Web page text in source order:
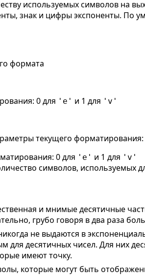
используемых символов на
знак и цифры экспоненты. По
формата
0 для 'e' и 1 для 'v'
текущего форматирования:
0 для 'e' и 1 для 'v'
символов, используемых
и мнимые десятичные
грубо говоря в два раза
не выдаются в
для десятичных чисел. Для них
имеют точку.
которые могут быть